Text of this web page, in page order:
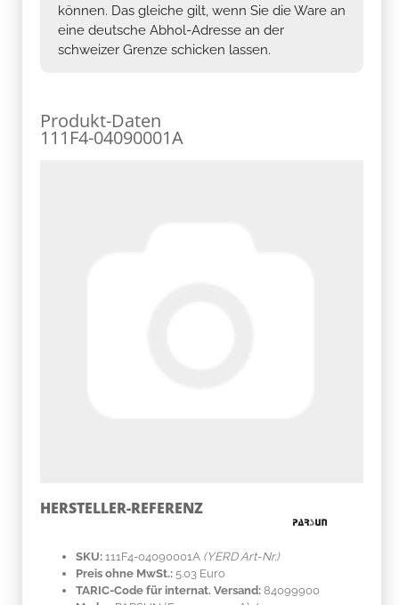
können. Das gleiche gilt, wenn Sie die Ware an
eine deutsche Abhol-Adresse an der
schweizer Grenze schicken lassen.
Produkt-Daten
111F4-04090001A
HERSTELLER-REFERENZ
SKU: 111F4-04090001A (YERD Art-Nr.)
Preis ohne MwSt.: 5.03 Euro
TARIC-Code für internat. Versand: 84099900